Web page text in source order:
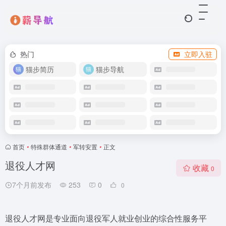
热门
立即入驻
猫步简历
猫步导航
首页 • 特殊群体通道​ • 军转安置 • 正文
退役人才网
7个月前发布 253 0 0
收藏 0
退役人才网是专业面向退役军人就业创业的综合性服务平